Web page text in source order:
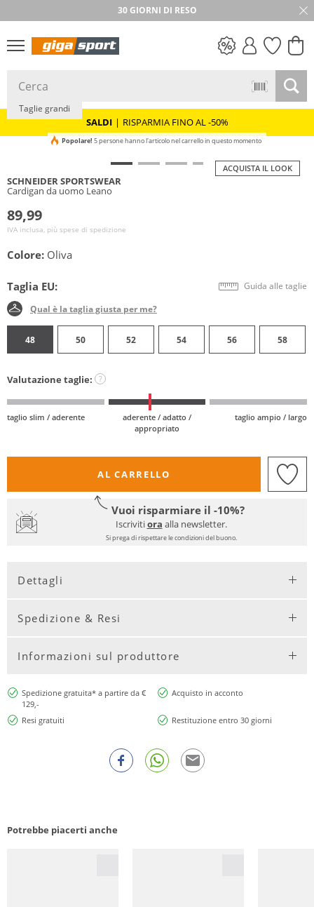
30 GIORNI DI RESO
SALDI
SALDI | RISPARMIA FINO AL -50%
ACQUISTA IL LOOK
NUOVO
Taglie grandi
Popolare! 5 persone hanno l'articolo nel carrello in questo momento
SCHNEIDER SPORTSWEAR
Cardigan da uomo Leano
89,99
IVA inclusa, più spese di spedizione
Colore: Oliva
Taglia EU: Guida alle taglie
Qual è la taglia giusta per me?
48 50 52 54 56 58
Valutazione taglie: ?
taglio slim / aderente
aderente / adatto /
appropriato
taglio ampio / largo
AL CARRELLO
Vuoi risparmiare il -10%?
Iscrivitiora alla newsletter.
Si prega di rispettare le condizioni del buono.
Dettagli
Spedizione & Resi
Informazioni sul produttore
Spedizione gratuita* a partire da €
129,-
Acquisto in acconto
Resi gratuiti Restituzione entro 30 giorni
Potrebbe piacerti anche